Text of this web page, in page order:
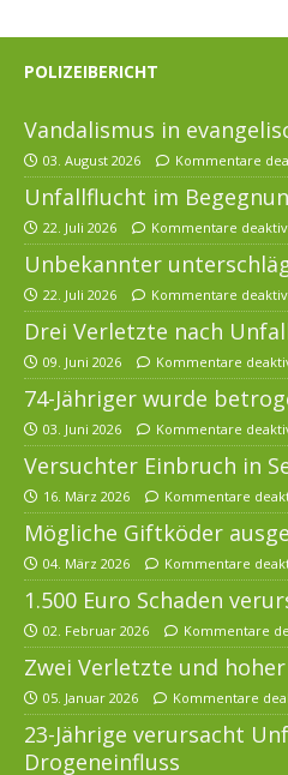
POLIZEIBERICHT
Vandalismus in
03. August 2026 Kommentare
Unfallflucht im
22. Juli 2026 Kommentare
Unbekannter
22. Juli 2026 Kommentare
Drei Verletzte nach
09. Juni 2026 Kommentare
74-Jähriger wurde
03. Juni 2026 Kommentare
Versuchter Einbruch in
16. März 2026 Kommentare
Mögliche Giftköder
04. März 2026 Kommentare
1.500 Euro Schaden
02. Februar 2026 Kommentare
Zwei Verletzte und hoher
05. Januar 2026 Kommentare
23-Jährige verursacht
Drogeneinfluss